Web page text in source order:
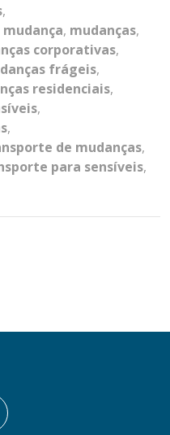
,
mudança, mudanças,
corporativas,
frágeis,
residenciais,
,
,
de mudanças,
para sensíveis,